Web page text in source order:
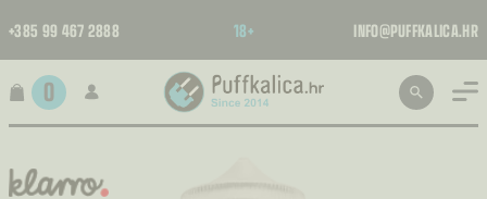
+385 99 467 2888 18+ INFO@PUFFKALICA.HR
0